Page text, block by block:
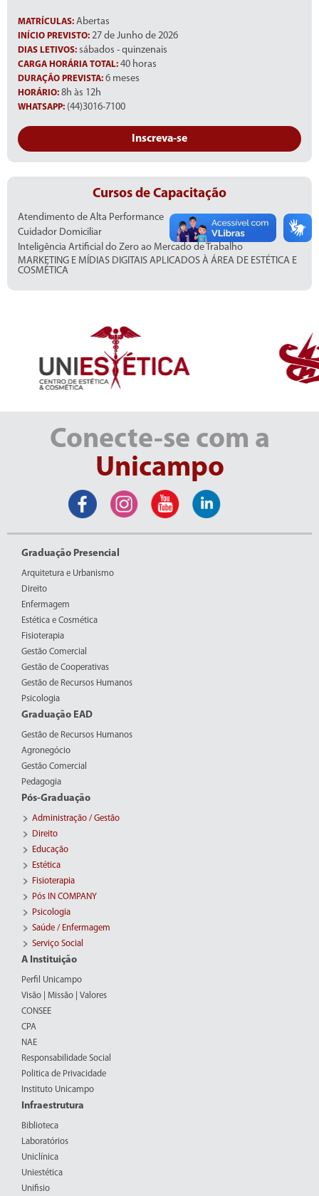
MATRÍCULAS: Abertas
INÍCIO PREVISTO: 27 de Junho de 2026
DIAS LETIVOS: sábados - quinzenais
CARGA HORÁRIA TOTAL: 40 horas
DURAÇÃO PREVISTA: 6 meses
HORÁRIO: 8h às 12h
WHATSAPP: (44)3016-7100
Inscreva-se
Cursos de Capacitação
Atendimento de Alta Performance
Cuidador Domiciliar
Inteligência Artificial do Zero ao Mercado de Trabalho
MARKETING E MÍDIAS DIGITAIS APLICADOS À ÁREA DE ESTÉTICA E
COSMÉTICA
Conecte-se com a
Unicampo
Graduação Presencial
Arquitetura e Urbanismo
Direito
Enfermagem
Estética e Cosmética
Fisioterapia
Gestão Comercial
Gestão de Cooperativas
Gestão de Recursos Humanos
Psicologia
Graduação EAD
Gestão de Recursos Humanos
Agronegócio
Gestão Comercial
Pedagogia
Pós-Graduação
Administração / Gestão
Direito
Educação
Estética
Fisioterapia
Pós IN COMPANY
Psicologia
Saúde / Enfermagem
Serviço Social
A Instituição
Perfil Unicampo
Visão | Missão | Valores
CONSEE
CPA
NAE
Responsabilidade Social
Politica de Privacidade
Instituto Unicampo
Infraestrutura
Biblioteca
Laboratórios
Uniclínica
Uniestética
Unifisio